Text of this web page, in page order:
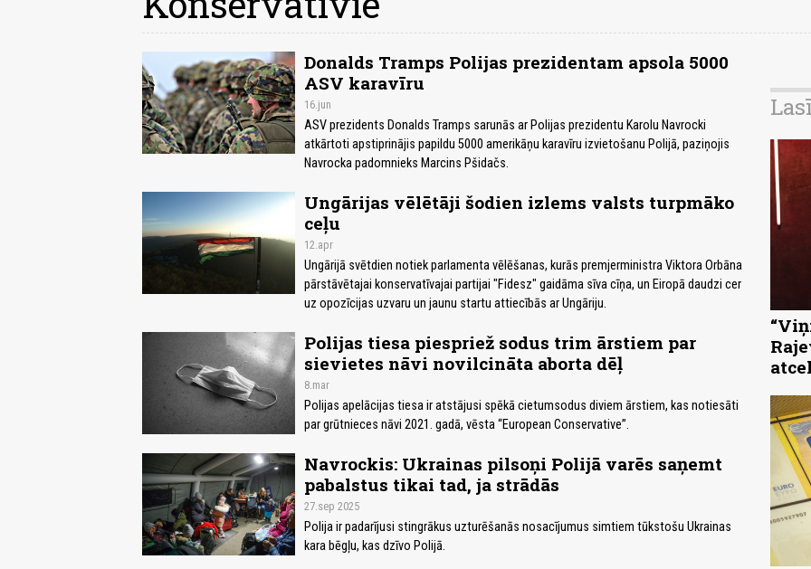
Donalds Tramps Polijas prezidentam apsola 5000
ASV karavīru
16.jun
ASV prezidents Donalds Tramps sarunās ar Polijas prezidentu Karolu Navrocki
atkārtoti apstiprinājis papildu 5000 amerikāņu karavīru izvietošanu Polijā, paziņojis
Navrocka padomnieks Marcins Pšidačs.
Ungārijas vēlētāji šodien izlems valsts turpmāko
ceļu
12.apr
Ungārijā svētdien notiek parlamenta vēlēšanas, kurās premjerministra Viktora Orbāna
pārstāvētajai konservatīvajai partijai "Fidesz" gaidāma sīva cīņa, un Eiropā daudzi cer
uz opozīcijas uzvaru un jaunu startu attiecībās ar Ungāriju.
Polijas tiesa piespriež sodus trim ārstiem par
sievietes nāvi novilcināta aborta dēļ
8.mar
Polijas apelācijas tiesa ir atstājusi spēkā cietumsodus diviem ārstiem, kas notiesāti
par grūtnieces nāvi 2021. gadā, vēsta “European Conservative”.
Navrockis: Ukrainas pilsoņi Polijā varēs saņemt
pabalstus tikai tad, ja strādās
27.sep 2025
Polija ir padarījusi stingrākus uzturēšanās nosacījumus simtiem tūkstošu Ukrainas
kara bēgļu, kas dzīvo Polijā.